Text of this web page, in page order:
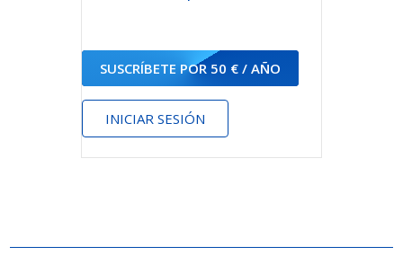
SUSCRÍBETE POR 50 € / AÑO
INICIAR SESIÓN